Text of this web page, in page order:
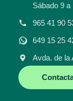
Sábado 9
965 41 90
649 15 25
Avda. de la